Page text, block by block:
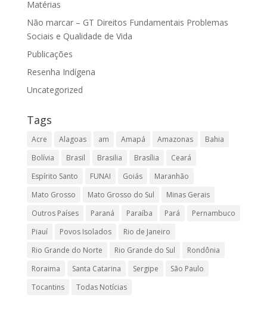
Matérias
Não marcar – GT Direitos Fundamentais Problemas
Sociais e Qualidade de Vida
Publicações
Resenha Indígena
Uncategorized
Tags
Acre Alagoas am Amapá Amazonas
Bahia
Bolívia
Brasil Brasilia Brasília
Ceará
Espírito Santo
FUNAI Goiás
Maranhão
Mato Grosso
Mato Grosso do Sul
Minas Gerais
Outros Países
Paraná Paraíba Pará
Pernambuco
Piauí
Povos Isolados
Rio de Janeiro
Rio Grande do Norte
Rio Grande do Sul
Rondônia
Roraima
Santa Catarina Sergipe
São Paulo
Tocantins
Todas Notícias